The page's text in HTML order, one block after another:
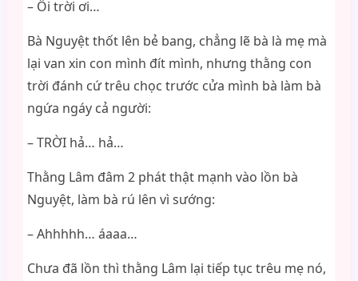
– Ôi trời ơi…
Bà Nguyệt thốt lên bẻ bang, chẳng lẽ bà là mẹ mà
lại van xin con mình đít mình, nhưng thằng con
trời đánh cứ trêu chọc trước cửa mình bà làm bà
ngứa ngáy cả người:
– TRỜI hả… hả…
Thằng Lâm đâm 2 phát thật mạnh vào lồn bà
Nguyệt, làm bà rú lên vì sướng:
– Ahhhhh… áaaa…
Chưa đã lồn thì thằng Lâm lại tiếp tục trêu mẹ nó,